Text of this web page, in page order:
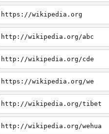
https://wikipedia.org
http://wikipedia.org/abc
http://wikipedia.org/cde
https://wikipedia.org/we
http://wikipedia.org/tibet
http://wikipedia.org/wehua